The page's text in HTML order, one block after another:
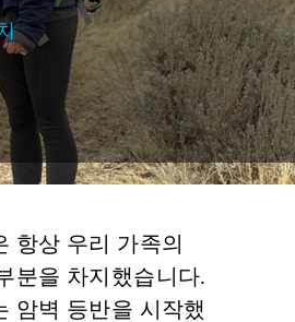
항상 우리 가족의
분을 차지했습니다.
암벽 등반을 시작했